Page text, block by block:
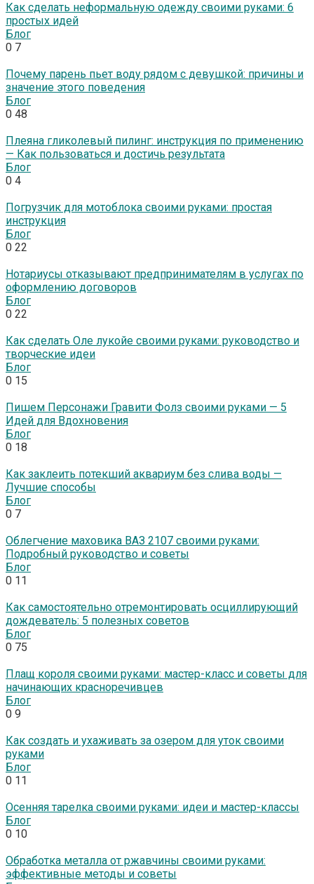
Как сделать неформальную одежду своими руками: 6
простых идей
Блог
0 7
Почему парень пьет воду рядом с девушкой: причины и
значение этого поведения
Блог
0 48
Плеяна гликолевый пилинг: инструкция по применению
— Как пользоваться и достичь результата
Блог
0 4
Погрузчик для мотоблока своими руками: простая
инструкция
Блог
0 22
Нотариусы отказывают предпринимателям в услугах по
оформлению договоров
Блог
0 22
Как сделать Оле лукойе своими руками: руководство и
творческие идеи
Блог
0 15
Пишем Персонажи Гравити Фолз своими руками — 5
Идей для Вдохновения
Блог
0 18
Как заклеить потекший аквариум без слива воды —
Лучшие способы
Блог
0 7
Облегчение маховика ВАЗ 2107 своими руками:
Подробный руководство и советы
Блог
0 11
Как самостоятельно отремонтировать осциллирующий
дождеватель: 5 полезных советов
Блог
0 75
Плащ короля своими руками: мастер-класс и советы для
начинающих красноречивцев
Блог
0 9
Как создать и ухаживать за озером для уток своими
руками
Блог
0 11
Осенняя тарелка своими руками: идеи и мастер-классы
Блог
0 10
Обработка металла от ржавчины своими руками:
эффективные методы и советы